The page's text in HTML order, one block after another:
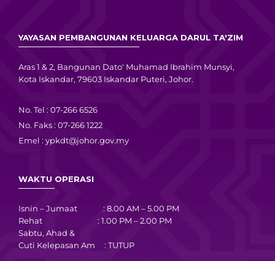
YAYASAN PEMBANGUNAN KELUARGA DARUL TA'ZIM
Aras 1 & 2, Bangunan Dato' Muhamad Ibrahim Munsyi,
Kota Iskandar, 79603 Iskandar Puteri, Johor.
No. Tel : 07-266 6526
No. Faks : 07-266 1222
Emel : ypkdt@johor.gov.my
WAKTU OPERASI
Isnin – Jumaat : 8.00 AM – 5.00 PM
Rehat : 1.00 PM – 2.00 PM
Sabtu, Ahad &
Cuti Kelepasan Am : TUTUP